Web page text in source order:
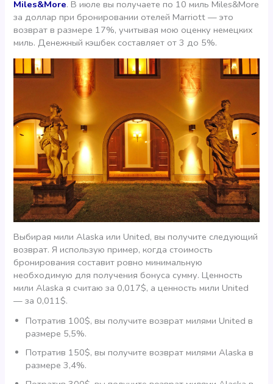
Miles&More. В июле вы получаете по 10 миль Miles&More
за доллар при бронировании отелей Marriott — это
возврат в размере 17%, учитывая мою оценку немецких
миль. Денежный кэшбек составляет от 3 до 5%.
Выбирая мили Alaska или United, вы получите следующий
возврат. Я использую пример, когда стоимость
бронирования составит ровно минимальную
необходимую для получения бонуса сумму. Ценность
мили Alaska я считаю за 0,017$, а ценность мили United
— за 0,011$.
Потратив 100$, вы получите возврат милями United в
размере 5,5%.
Потратив 150$, вы получите возврат милями Alaska в
размере 3,4%.